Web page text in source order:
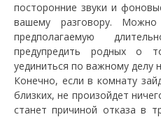
посторонние звуки и
вашему разговору.
предполагаемую
предупредить родных о
уединиться по важному делу
Конечно, если в комнату
близких, не произойдет
станет причиной отказа в